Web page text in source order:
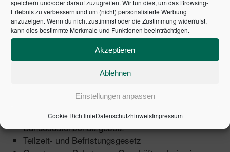
speichern und/oder darauf zuzugreifen. Wir tun dies, um das Browsing-
Erlebnis zu verbessern und um (nicht) personalisierte Werbung
anzuzeigen. Wenn du nicht zustimmst oder die Zustimmung widerrufst,
kann dies bestimmte Merkmale und Funktionen beeinträchtigen.
Akzeptieren
Ablehnen
Einstellungen anpassen
Cookie RichtlinieDatenschutzhinweisImpressum
Neu:Corona-Arbeitsschutzregeln und Corona-
Arbeitsschutzstandard auf dem neuesten
Rechtsstand
Änderungen in der Biostoff- und in der
Gefahrstoffverordnung
Änderungen im Kündigungsschutzgesetz
Gleichstellungsgesetzte des Bundes und der
Länder: Aktueller Rechtsstand
Bundesdatenschutzgesetz
Teilzeit- und Befristungsgesetz